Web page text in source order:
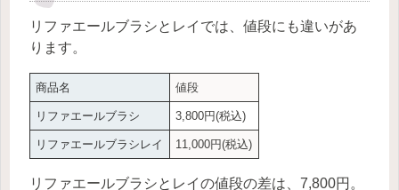
リファエールブラシとレイでは、値段にも違いがあ
ります。
商品名 値段
リファエールブラシ 3,800円(税込)
リファエールブラシレイ 11,000円(税込)
リファエールブラシとレイの値段の差は、7,800円。